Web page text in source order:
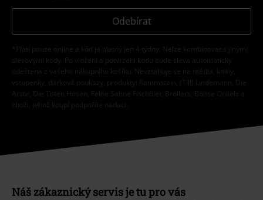
Odebírat
*Platí pouze online a kód je platný jen 4 týdny. Nelze kombinovat s jinými
slevovými kódy. Po vložení a potvrzení kódu bude sleva automaticky
odečtena z vašeho nákupního košíku. Nevztahuje se na média, knihy,
vstupenky, dárkové poukazy, produkty: Rammstein, (Till) Lindemann, Die
Ärzte, Die Toten Hosen, Feine Sahne Fischfilet, Broilers, Böhse Onkelz a
zboží, jehož koupí podpoříte nadaci.
Náš zákaznický servis je tu pro vás